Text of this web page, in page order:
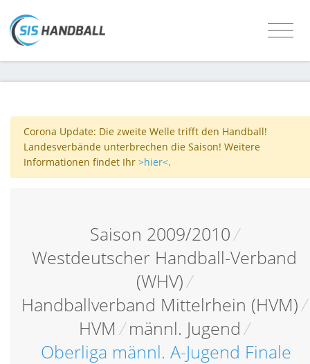
Corona Update: Die zweite Welle trifft den Handball!
Landesverbände unterbrechen die Saison! Weitere
Informationen findet Ihr >hier<.
Saison 2009/2010/
Westdeutscher Handball-Verband
(WHV)/
Handballverband Mittelrhein (HVM)/
HVM / männl. Jugend /
Oberliga männl. A-Jugend Finale